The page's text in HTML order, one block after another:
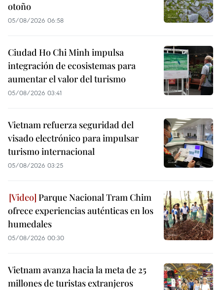
otoño
05/08/2026 06:58
Ciudad Ho Chi Minh impulsa
integración de ecosistemas para
aumentar el valor del turismo
05/08/2026 03:41
Vietnam refuerza seguridad del
visado electrónico para impulsar
turismo internacional
05/08/2026 03:25
Parque Nacional Tram Chim
ofrece experiencias auténticas en los
humedales
05/08/2026 00:30
Vietnam avanza hacia la meta de 25
millones de turistas extranjeros